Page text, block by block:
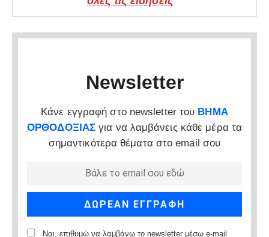
Newsletter
Κάνε εγγραφή στο newsletter του ΒΗΜΑ
ΟΡΘΟΔΟΞΙΑΣ για να λαμβάνεις κάθε μέρα τα
σημαντικότερα θέματα στο email σου
Ναι, επιθυμώ να λαμβάνω το newsletter μέσω e-mail